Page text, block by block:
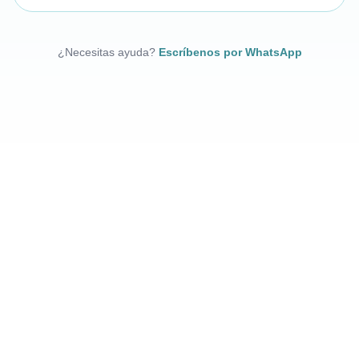
¿Necesitas ayuda? Escríbenos por WhatsApp